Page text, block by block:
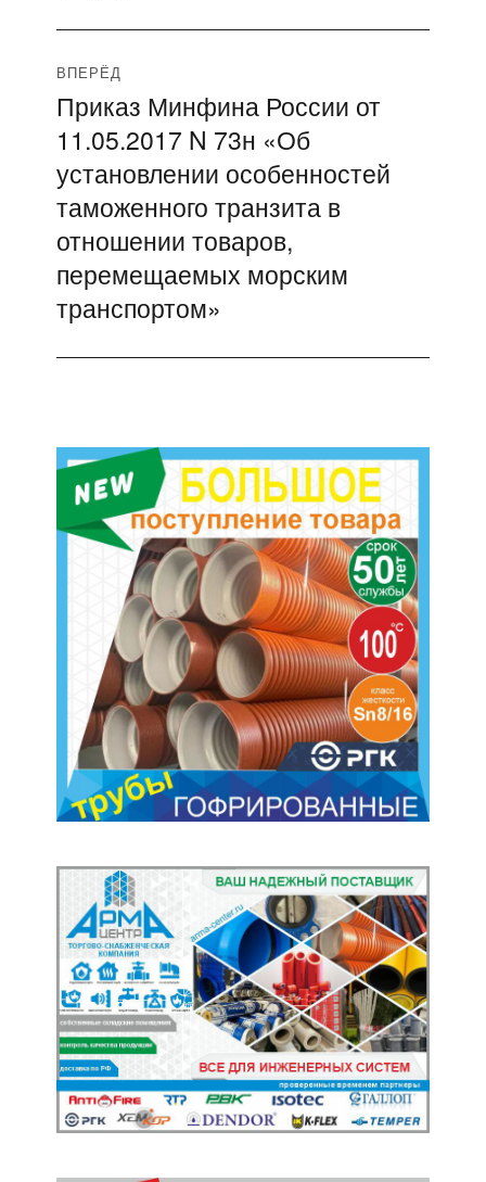
ВПЕРЁД
Следующая
запись:
Приказ Минфина России от
11.05.2017 N 73н «Об
установлении особенностей
таможенного транзита в
отношении товаров,
перемещаемых морским
транспортом»